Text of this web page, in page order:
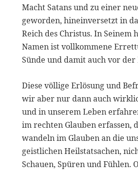
Macht Satans und zu einer
geworden, hineinversetzt in
Reich des Christus. In Seinem
Namen ist vollkommene
Sünde und damit auch vor der
Diese völlige Erlösung und
wir aber nur dann auch
und in unserem Leben
im rechten Glauben erfassen,
wandeln im Glauben an die
geistlichen Heilstatsachen,
Schauen, Spüren und Fühlen.